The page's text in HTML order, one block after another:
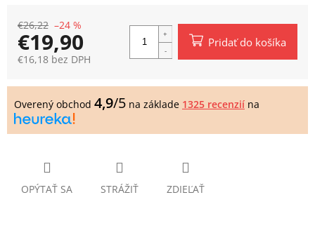
OPÝTAŤ SA STRÁŽIŤ ZDIEĽAŤ
€26,22 –24 %
€19,90
€16,18 bez DPH
cena:
Pridať do košíka
Overený obchod 4,9/5 na základe 1325 recenzií na